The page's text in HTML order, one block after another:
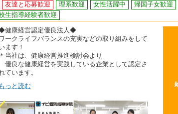
友達と応募歓迎 理系歓迎 女性活躍中
帰国子女歓迎
生指導経験者歓迎
健康経営認定優良法人◆
ークライフバランスの充実などの取り組みをして
ます！
＊当社は、健康経営推進検討会より
優良な健康経営を実践している企業として認定さ
ています。
もっと読む